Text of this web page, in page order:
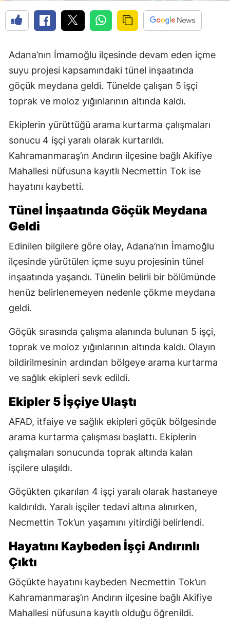
Adana’nın İmamoğlu ilçesinde devam eden içme
suyu projesi kapsamındaki tünel inşaatında
göçük meydana geldi. Tünelde çalışan 5 işçi
toprak ve moloz yığınlarının altında kaldı.
Ekiplerin yürüttüğü arama kurtarma çalışmaları
sonucu 4 işçi yaralı olarak kurtarıldı.
Kahramanmaraş’ın Andırın ilçesine bağlı Akifiye
Mahallesi nüfusuna kayıtlı Necmettin Tok ise
hayatını kaybetti.
Tünel İnşaatında Göçük Meydana
Geldi
Edinilen bilgilere göre olay, Adana’nın İmamoğlu
ilçesinde yürütülen içme suyu projesinin tünel
inşaatında yaşandı. Tünelin belirli bir bölümünde
henüz belirlenemeyen nedenle çökme meydana
geldi.
Göçük sırasında çalışma alanında bulunan 5 işçi,
toprak ve moloz yığınlarının altında kaldı. Olayın
bildirilmesinin ardından bölgeye arama kurtarma
ve sağlık ekipleri sevk edildi.
Ekipler 5 İşçiye Ulaştı
AFAD, itfaiye ve sağlık ekipleri göçük bölgesinde
arama kurtarma çalışması başlattı. Ekiplerin
çalışmaları sonucunda toprak altında kalan
işçilere ulaşıldı.
Göçükten çıkarılan 4 işçi yaralı olarak hastaneye
kaldırıldı. Yaralı işçiler tedavi altına alınırken,
Necmettin Tok’un yaşamını yitirdiği belirlendi.
Hayatını Kaybeden İşçi Andırınlı
Çıktı
Göçükte hayatını kaybeden Necmettin Tok’un
Kahramanmaraş’ın Andırın ilçesine bağlı Akifiye
Mahallesi nüfusuna kayıtlı olduğu öğrenildi.